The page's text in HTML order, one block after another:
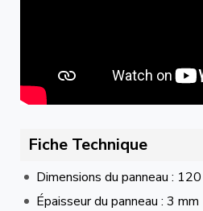
Fiche Technique
Dimensions du panneau :
Épaisseur du panneau : 3 mm